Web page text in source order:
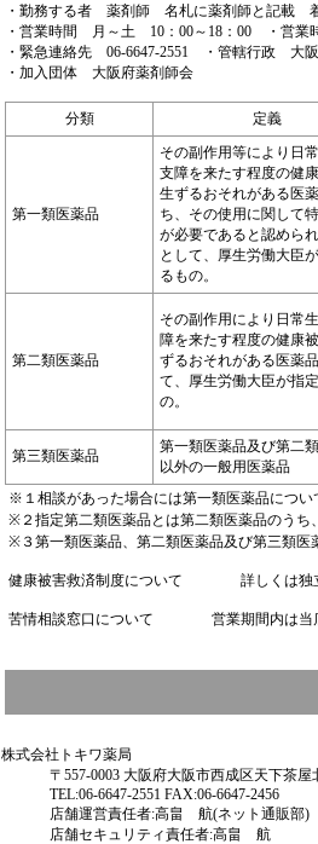
・勤務する者 薬剤師 名札に薬剤師と記
・営業時間 月～土 10：00～18：00 ・営業
・緊急連絡先 06-6647-2551 ・管轄行政 大
・加入団体 大阪府薬剤師会
分類 定義
第一類医薬品
その副作用等により日
支障を来たす程度の健
生ずるおそれがある医
ち、その使用に関して
が必要であると認めら
として、厚生労働大臣
るもの。
第二類医薬品
その副作用により日常
障を来たす程度の健康
ずるおそれがある医薬
て、厚生労働大臣が指
の。
第三類医薬品
第一類医薬品及び第二
以外の一般用医薬品
※１相談があった場合には第一類医薬品につい
※２指定第二類医薬品とは第二類医薬品のうち
※３第一類医薬品、第二類医薬品及び第三類医
健康被害救済制度について 詳しくは独立
苦情相談窓口について 営業期間内は当店
株式会社トキワ薬局
〒557-0003 大阪府大阪市西成区天下茶屋
TEL:06-6647-2551 FAX:06-6647-2456
店舗運営責任者:高畠 航(ネット通販部)
店舗セキュリティ責任者:高畠 航